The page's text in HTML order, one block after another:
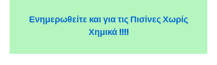
Ενημερωθείτε και για τις Πισίνες Χωρίς
Χημικά !!!!